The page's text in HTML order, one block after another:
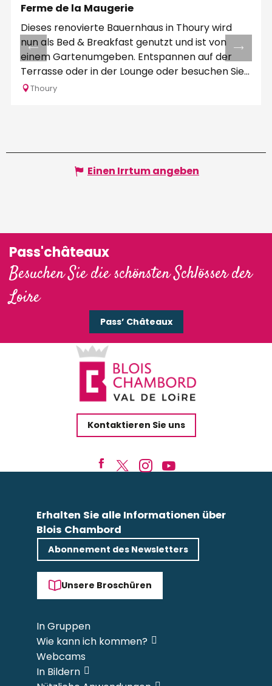
Ferme de la Maugerie
Dieses renovierte Bauernhaus in Thoury wird
nun als Bed & Breakfast genutzt und ist von
einem Gartenumgeben. Entspannen auf der
Terrasse oder in der Lounge oder besuchen Sie...
Thoury
Einen Irrtum angeben
Pass'châteaux
Besuchen Sie die schönsten Schlösser der
Loire
Pass’ Châteaux
Kontaktieren Sie uns
Erhalten Sie alle Informationen über
Blois Chambord
Abonnement des Newsletters
Unsere Broschüren
In Gruppen
Wie kann ich kommen?
Webcams
In Bildern